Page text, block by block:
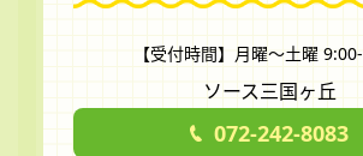
【受付時間】月曜～土曜
ソース三国ヶ丘
072-242-8083